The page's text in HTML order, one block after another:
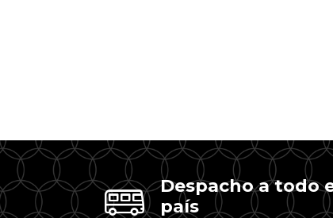
Despacho a todo
país